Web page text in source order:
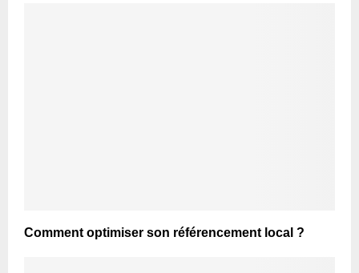
Comment optimiser son référencement local ?